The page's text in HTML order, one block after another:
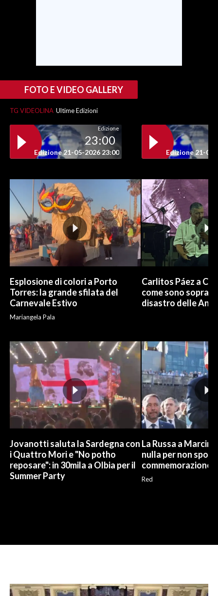
FOTO E VIDEO GALLERY
TG VIDEOLINA Ultime Edizioni
Edizione
23:00
Edizione 21-05-2026 23:00 Edizione 21-05-
Esplosione di colori a Porto
Torres: la grande sfilata del
Carnevale Estivo
Mariangela Pala
Carlitos Páez a
come sono
disastro delle
Jovanotti saluta la Sardegna con
i Quattro Mori e "No potho
reposare": in 30mila a Olbia per il
Summer Party
La Russa a
nulla per non
commemorazione
Red